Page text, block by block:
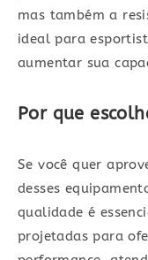
mas também a
ideal para
aumentar sua
Por que
Se você quer
desses
qualidade é
projetadas para